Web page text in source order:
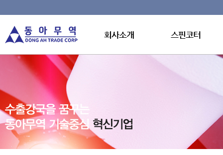
회사소개 스핀코터